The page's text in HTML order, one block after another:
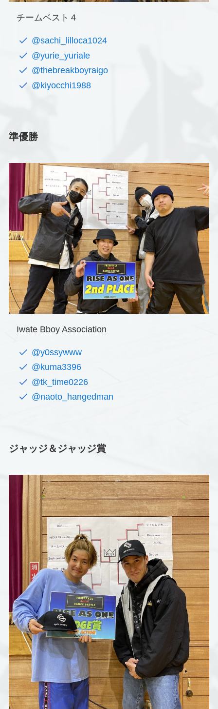
チームベスト４
@sachi_lilloca1024
@yurie_yuriale
@thebreakboyraigo
@kiyocchi1988
準優勝
Iwate Bboy Association
@y0ssywww
@kuma3396
@tk_time0226
@naoto_hangedman
ジャッジ＆ジャッジ賞